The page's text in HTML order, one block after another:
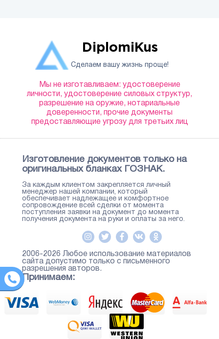
DiplomiKus
Сделаем вашу жизнь проще!
Мы не изготавливаем: удостоверение
личности, удостоверение силовых структур,
разрешение на оружие, нотариальные
доверенности, прочие документы
предоставляющие угрозу для третьих лиц
Изготовление документов только на
оригинальных бланках ГОЗНАК.
За каждым клиентом закрепляется личный
менеджер нашей компании, который
обеспечивает надлежащее и комфортное
сопровождение всей сделки от момента
поступления заявки на документ до момента
получения документа на руки и оплаты за него.
2006-2026 Любое использование материалов
сайта допустимо только с письменного
разрешения авторов.
Принимаем: